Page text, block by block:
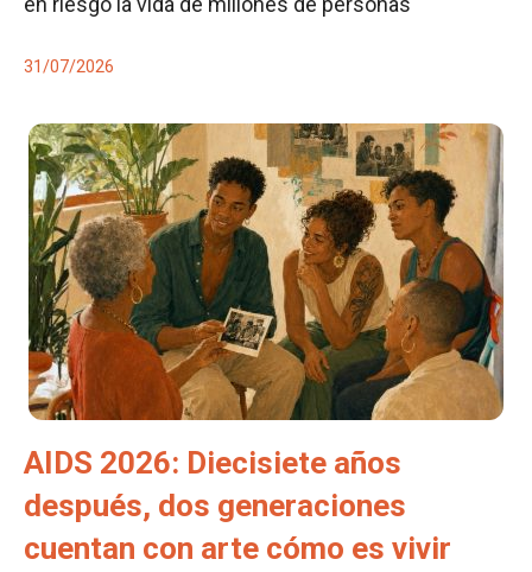
31/07/2026
AIDS 2026: Diecisiete años
después, dos generaciones
cuentan con arte cómo es vivir